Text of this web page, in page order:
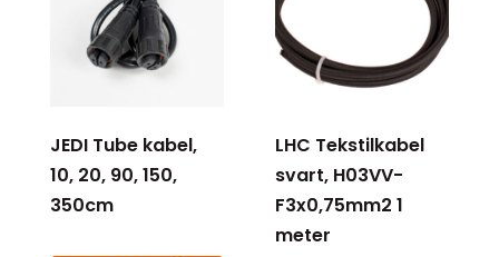
JEDI Tube kabel,
10, 20, 90, 150,
350cm
LHC Tekstilkabel
svart, H03VV-
F3x0,75mm2 1
meter